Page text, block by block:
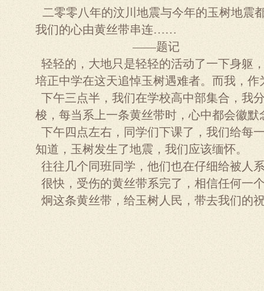
二零零八年的汶川地震与今年的玉树地震
我们的心由黄丝带串连……
——题记
轻轻的，大地只是轻轻的活动了一下身躯
培正中学在这天追悼玉树遇难者。而我，
下午三点半，我们在学校高中部集合，我
梭，每当系上一条黄丝带时，心中都会徽默
下午四点左右，同学们下课了，我们给每
知道，玉树发生了地震，我们应该缅怀。
往往几个同班同学，他们也在仔细给被人
很快，受伤的黄丝带系完了，相信任何一
炯这条黄丝带，给玉树人民，带去我们